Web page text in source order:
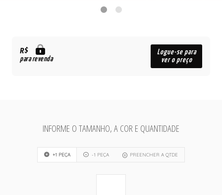
R$
para revenda
Logue-se para
ver o preço
INFORME O TAMANHO, A COR E QUANTIDADE
+1 PEÇA -1 PEÇA PREENCHER A QTDE